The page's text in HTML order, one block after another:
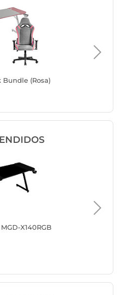
Bundle (Rosa)
X140RGB